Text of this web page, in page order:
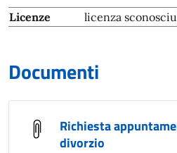
Licenze licenza
Documenti
Richiesta
divorzio